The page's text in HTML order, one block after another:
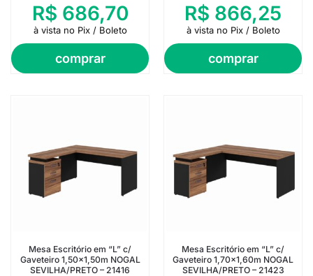
comprar
R$ 686,70
à vista no Pix / Boleto
comprar
R$ 866,25
à vista no Pix / Boleto
Mesa Escritório em “L” c/
Gaveteiro 1,50×1,50m NOGAL
SEVILHA/PRETO – 21416
Mesa Escritório em “L” c/
Gaveteiro 1,70×1,60m NOGAL
SEVILHA/PRETO – 21423